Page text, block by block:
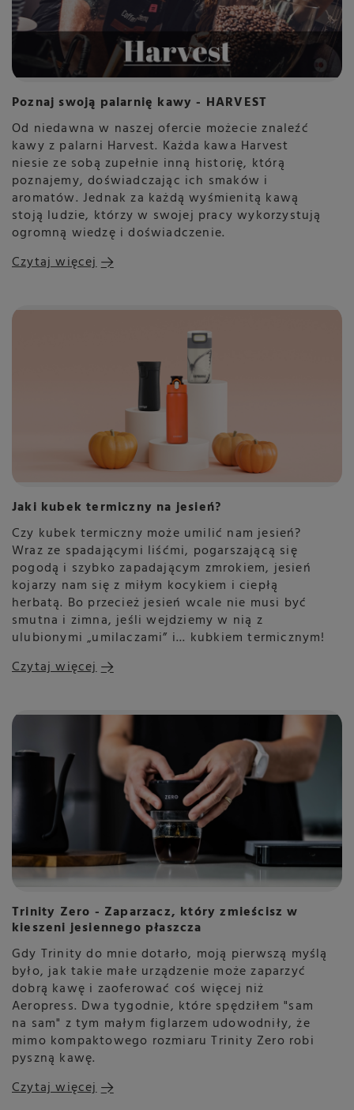
Poznaj swoją palarnię kawy - HARVEST
Od niedawna w naszej ofercie możecie znaleźć
kawy z palarni Harvest. Każda kawa Harvest
niesie ze sobą zupełnie inną historię, którą
poznajemy, doświadczając ich smaków i
aromatów. Jednak za każdą wyśmienitą kawą
stoją ludzie, którzy w swojej pracy wykorzystują
ogromną wiedzę i doświadczenie.
Czytaj więcej
Jaki kubek termiczny na jesień?
Czy kubek termiczny może umilić nam jesień?
Wraz ze spadającymi liśćmi, pogarszającą się
pogodą i szybko zapadającym zmrokiem, jesień
kojarzy nam się z miłym kocykiem i ciepłą
herbatą. Bo przecież jesień wcale nie musi być
smutna i zimna, jeśli wejdziemy w nią z
ulubionymi „umilaczami” i... kubkiem termicznym!
Czytaj więcej
Trinity Zero - Zaparzacz, który zmieścisz w
kieszeni jesiennego płaszcza
Gdy Trinity do mnie dotarło, moją pierwszą myślą
było, jak takie małe urządzenie może zaparzyć
dobrą kawę i zaoferować coś więcej niż
Aeropress. Dwa tygodnie, które spędziłem "sam
na sam" z tym małym figlarzem udowodniły, że
mimo kompaktowego rozmiaru Trinity Zero robi
pyszną kawę.
Czytaj więcej